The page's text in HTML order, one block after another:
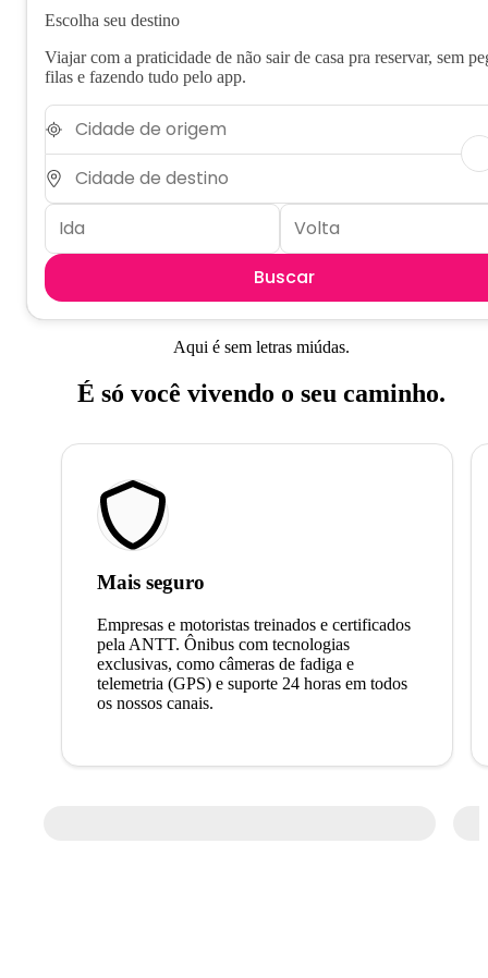
Escolha seu destino
Viajar com a praticidade de não sair de casa pra reservar, sem
filas e fazendo tudo pelo app.
Buscar
Aqui é sem letras miúdas.
É só você vivendo o seu caminho.
Mais seguro
Empresas e motoristas treinados e certificados
pela ANTT. Ônibus com tecnologias
exclusivas, como câmeras de fadiga e
telemetria (GPS) e suporte 24 horas em todos
os nossos canais.